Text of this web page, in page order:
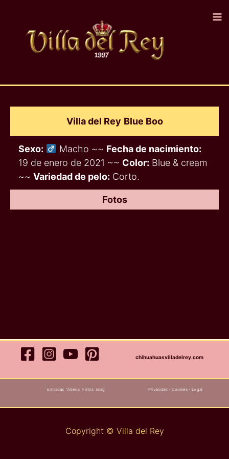
contenido
Villa del Rey Blue Boo
Sexo: Macho ~~ Fecha de nacimiento:
19 de enero de 2021 ~~ Color: Blue & cream
~~ Variedad de pelo: Corto.
Fotos
chihuahuasvilladelrey.com
Entradas Videos Fotos Blog Privacidad - Cookies - Legal
Copyright © Villa del Rey